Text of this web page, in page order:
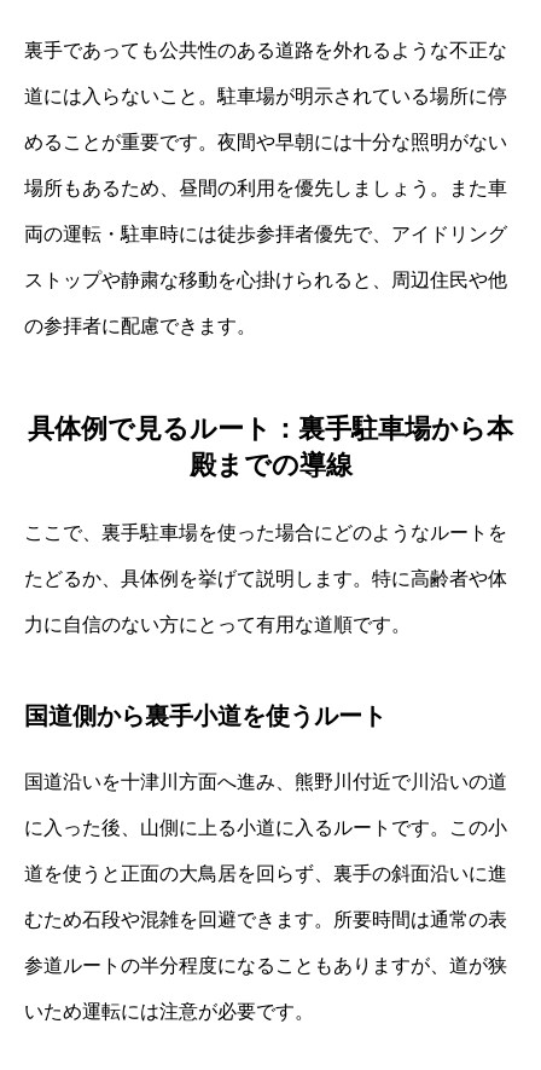
裏手であっても公共性のある道路を外れるような不正な
道には入らないこと。駐車場が明示されている場所に停
めることが重要です。夜間や早朝には十分な照明がない
場所もあるため、昼間の利用を優先しましょう。また車
両の運転・駐車時には徒歩参拝者優先で、アイドリング
ストップや静粛な移動を心掛けられると、周辺住民や他
の参拝者に配慮できます。
具体例で見るルート：裏手駐車場から本
殿までの導線
ここで、裏手駐車場を使った場合にどのようなルートを
たどるか、具体例を挙げて説明します。特に高齢者や体
力に自信のない方にとって有用な道順です。
国道側から裏手小道を使うルート
国道沿いを十津川方面へ進み、熊野川付近で川沿いの道
に入った後、山側に上る小道に入るルートです。この小
道を使うと正面の大鳥居を回らず、裏手の斜面沿いに進
むため石段や混雑を回避できます。所要時間は通常の表
参道ルートの半分程度になることもありますが、道が狭
いため運転には注意が必要です。